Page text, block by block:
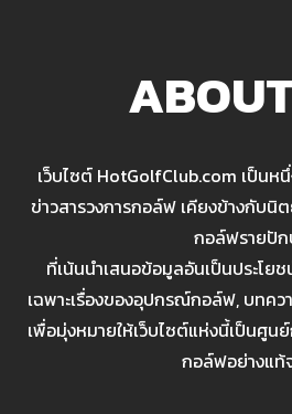
เว็บไซต์ HotGolfClub.com เป็นห
ข่าวสารวงการกอล์ฟ เคียงข้างกับ
กอล์ฟรายปั
ที่เน้นนำเสนอข้อมูลอันเป็นประโ
เฉพาะเรื่องของอุปกรณ์กอล์ฟ, บทคว
เพื่อมุ่งหมายให้เว็บไซต์แห่งนี้เป็นศู
กอล์ฟอย่างแท้